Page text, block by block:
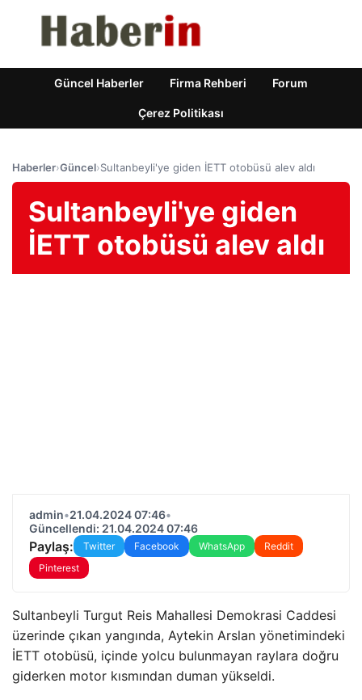
Güncel Haberler Firma Rehberi Forum
Çerez Politikası
Haberler›Güncel›Sultanbeyli'ye giden İETT otobüsü alev aldı
Sultanbeyli'ye giden
İETT otobüsü alev aldı
admin•21.04.2024 07:46•
Güncellendi: 21.04.2024 07:46
Paylaş: Twitter Facebook WhatsApp
Reddit
Pinterest
Sultanbeyli Turgut Reis Mahallesi Demokrasi Caddesi
üzerinde çıkan yangında, Aytekin Arslan yönetimindeki
İETT otobüsü, içinde yolcu bulunmayan raylara doğru
giderken motor kısmından duman yükseldi.